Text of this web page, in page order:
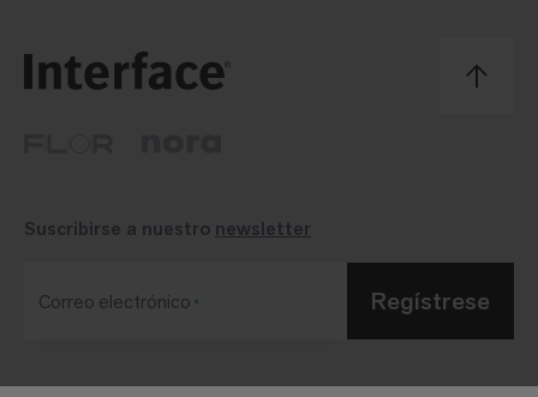
Suscribirse a nuestro newsletter
Correo electrónico Regístrese